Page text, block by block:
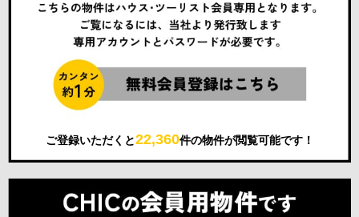
ご登録いただくと22,360件の物件が閲覧可能です！